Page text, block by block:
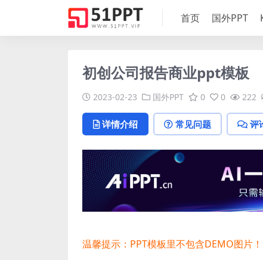
首页 国外PPT
初创公司报告商业ppt模板
2023-02-23 国外PPT 0 0 222
详情介绍 常见问题 评
温馨提示：PPT模板里不包含DEMO图片！